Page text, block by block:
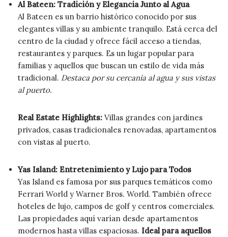
Al Bateen: Tradición y Elegancia Junto al Agua
Al Bateen es un barrio histórico conocido por sus
elegantes villas y su ambiente tranquilo. Está cerca del
centro de la ciudad y ofrece fácil acceso a tiendas,
restaurantes y parques. Es un lugar popular para
familias y aquellos que buscan un estilo de vida más
tradicional. Destaca por su cercanía al agua y sus vistas
al puerto.
Real Estate Highlights: Villas grandes con jardines
privados, casas tradicionales renovadas, apartamentos
con vistas al puerto.
Yas Island: Entretenimiento y Lujo para Todos
Yas Island es famosa por sus parques temáticos como
Ferrari World y Warner Bros. World. También ofrece
hoteles de lujo, campos de golf y centros comerciales.
Las propiedades aquí varían desde apartamentos
modernos hasta villas espaciosas. Ideal para aquellos